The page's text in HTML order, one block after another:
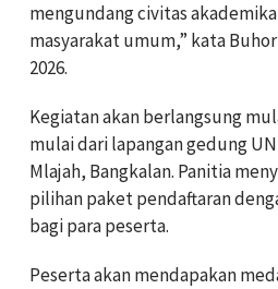
mengundang civitas
masyarakat umum,” kata
2026.
Kegiatan akan berlangsung
mulai dari lapangan gedung
Mlajah, Bangkalan. Panitia
pilihan paket pendaftaran
bagi para peserta.
Peserta akan mendapakan